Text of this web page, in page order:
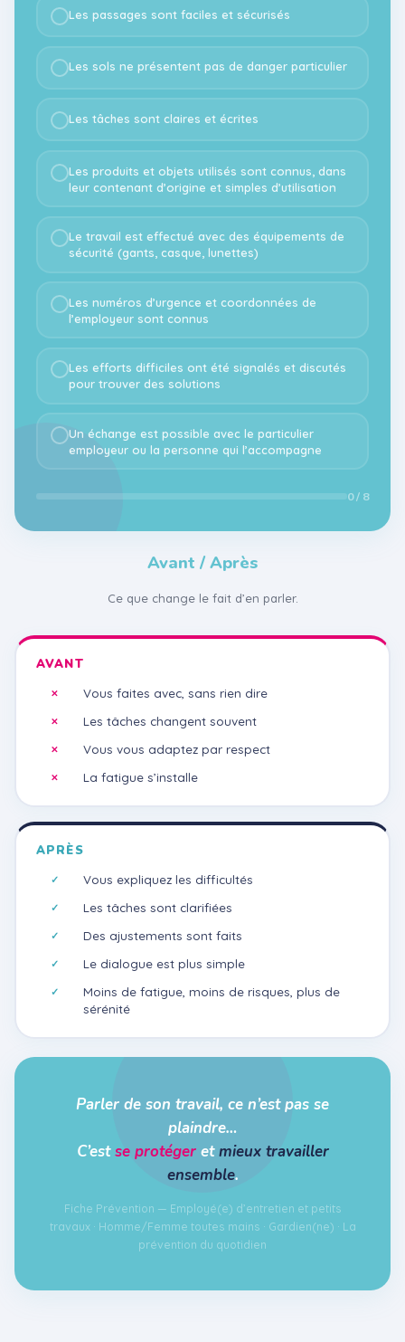
Les passages sont faciles et sécurisés
Les sols ne présentent pas de danger particulier
Les tâches sont claires et écrites
Les produits et objets utilisés sont connus, dans
leur contenant d’origine et simples d’utilisation
Le travail est effectué avec des équipements de
sécurité (gants, casque, lunettes)
Les numéros d’urgence et coordonnées de
l’employeur sont connus
Les efforts difficiles ont été signalés et discutés
pour trouver des solutions
Un échange est possible avec le particulier
employeur ou la personne qui l’accompagne
0 / 8
Avant / Après
Ce que change le fait d’en parler.
AVANT
Vous faites avec, sans rien dire
Les tâches changent souvent
Vous vous adaptez par respect
La fatigue s’installe
APRÈS
Vous expliquez les difficultés
Les tâches sont clarifiées
Des ajustements sont faits
Le dialogue est plus simple
Moins de fatigue, moins de risques, plus de
sérénité
Parler de son travail, ce n’est pas se
plaindre…
C’estse protégeretmieux travailler
ensemble.
Fiche Prévention — Employé(e) d’entretien et petits
travaux · Homme/Femme toutes mains · Gardien(ne) · La
prévention du quotidien